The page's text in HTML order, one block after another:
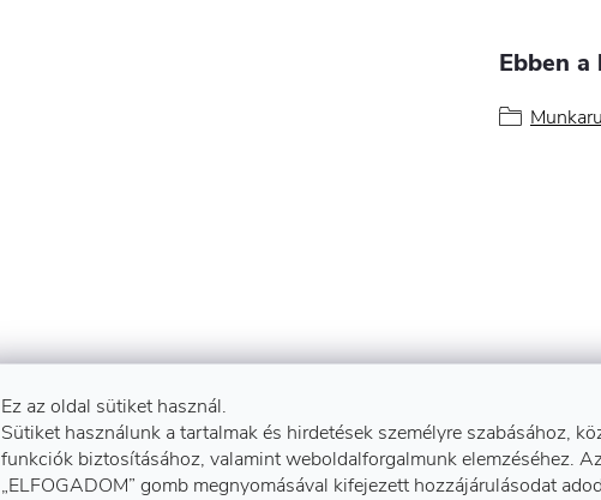
Ez az oldal sütiket használ.
Sütiket használunk a tartalmak és hirdetések személyre szabásához,
funkciók biztosításához, valamint weboldalforgalmunk elemzéséhez.
„ELFOGADOM” gomb megnyomásával kifejezett hozzájárulásodat
Ebben